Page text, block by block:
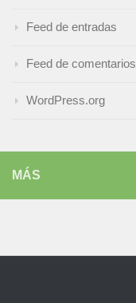
Feed de entradas
Feed de comentarios
WordPress.org
MÁS